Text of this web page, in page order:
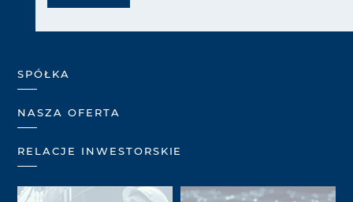
SPÓŁKA
NASZA OFERTA
RELACJE INWESTORSKIE